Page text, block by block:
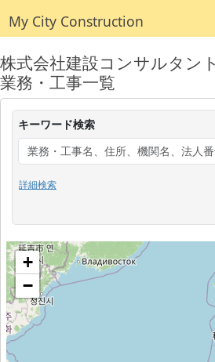
My City Construction
株式会社建設コンサルタン
業務・工事一覧
キーワード検索
詳細検索
+
−